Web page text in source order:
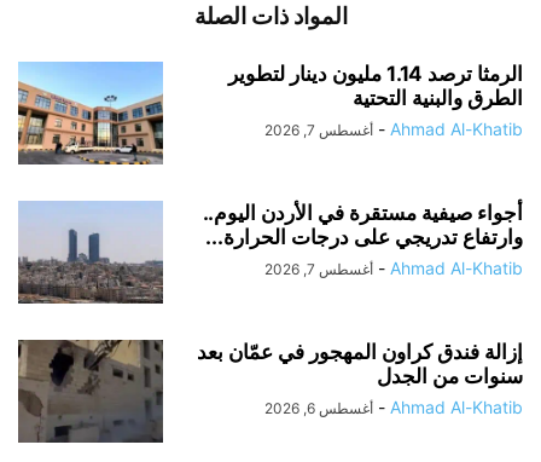
المواد ذات الصلة
الرمثا ترصد 1.14 مليون دينار لتطوير
الطرق والبنية التحتية
Ahmad Al-Khatib
- أغسطس 7, 2026
أجواء صيفية مستقرة في الأردن اليوم..
وارتفاع تدريجي على درجات الحرارة...
Ahmad Al-Khatib
- أغسطس 7, 2026
إزالة فندق كراون المهجور في عمّان بعد
سنوات من الجدل
Ahmad Al-Khatib
- أغسطس 6, 2026